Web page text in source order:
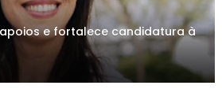
e fortalece candidatura à